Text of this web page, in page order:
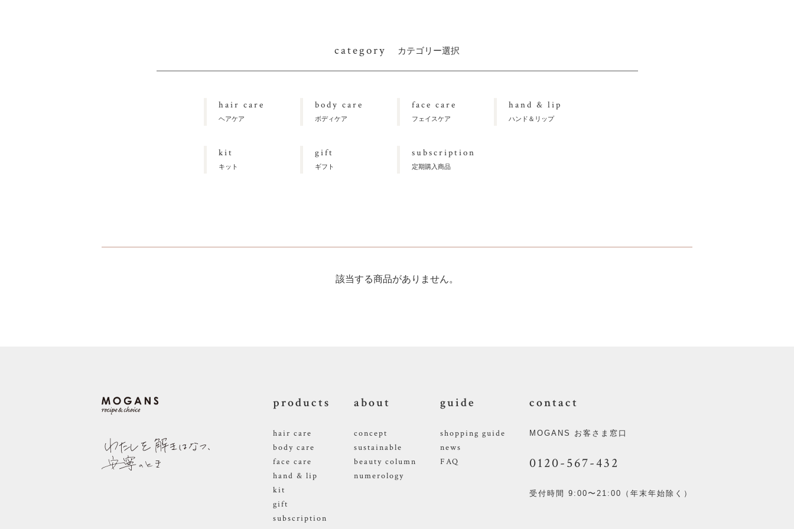
category カテゴリー選択
hair care
ヘアケア
body care
ボディケア
face care
フェイスケア
hand & lip
ハンド＆リップ
kit
キット
gift
ギフト
subscription
定期購入商品
該当する商品がありません。
products
hair care
body care
face care
hand & lip
kit
gift
subscription
about
concept
sustainable
beauty column
numerology
guide
shopping guide
news
FAQ
contact
MOGANS お客さま窓口
0120-567-432
受付時間 9:00〜21:00（年末年始除く）